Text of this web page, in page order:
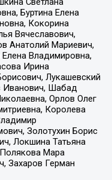
Буртина Елена
Кокорина
Вячеславович,
Анатолий Мариевич,
Владимировна,
Ирина
Лукашевский
Иванович, Шабад
Орлов Олег
Королева
Золотухин Борис
Локшина Татьяна
Мара
Захаров Герман